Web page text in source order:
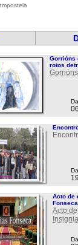
Gorrións
rotos
Acto de
Fonseca
Acto